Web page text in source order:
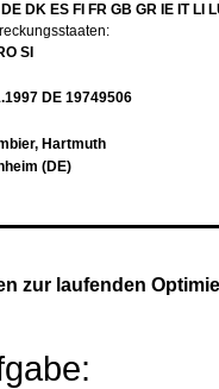
DK ES FI FR GB GR IE IT LI
SI
DE 19749506
Hartmuth
(DE)
zur laufenden